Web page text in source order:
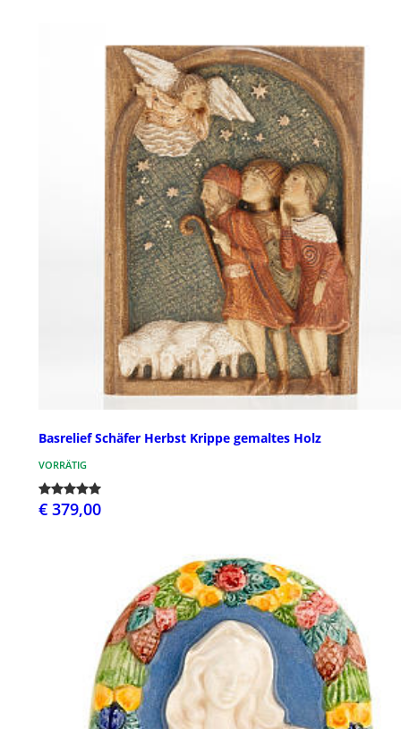
Basrelief Schäfer Herbst Krippe gemaltes Holz
VORRÄTIG
€ 379,00